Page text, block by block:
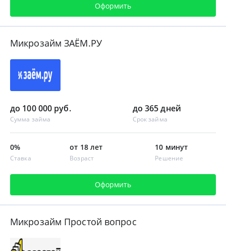
Оформить
Микрозайм ЗАЁМ.РУ
до 100 000 руб.
Сумма займа
до 365 дней
Срок займа
0%
Ставка
от 18 лет
Возраст
10 минут
Решение
Оформить
Микрозайм Простой вопрос